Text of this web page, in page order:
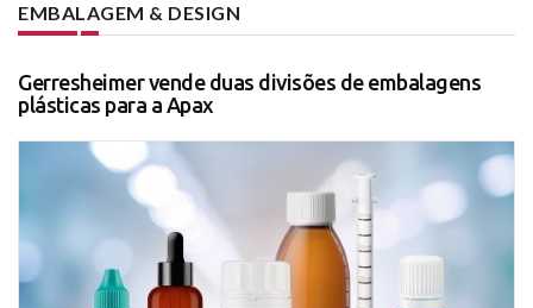
EMBALAGEM & DESIGN
Gerresheimer vende duas divisões de embalagens
plásticas para a Apax